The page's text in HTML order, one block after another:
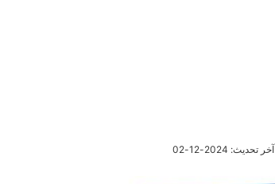
آخر تحديث: 2024-12-02